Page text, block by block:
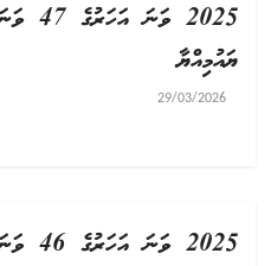
ޔައުމިއްޔާ
29/03/2026